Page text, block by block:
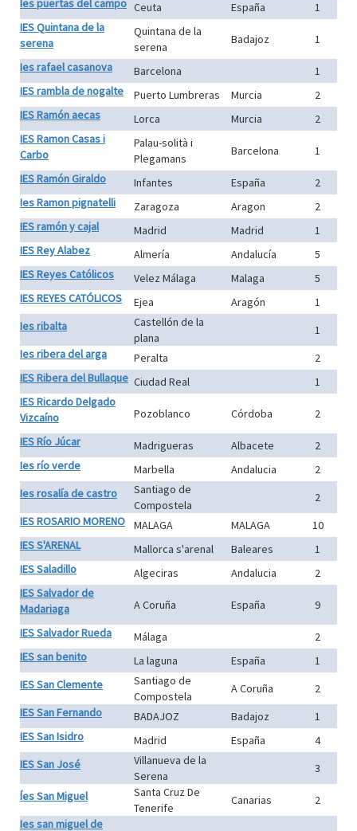
Ies puertas del campo Ceuta España
1
IES Quintana de la
serena
Quintana de la
serena
Badajoz
1
Ies rafael casanova
Barcelona
1
IES rambla de nogalte
Puerto Lumbreras Murcia
2
IES Ramón aecas
Lorca Murcia
2
IES Ramon Casas i
Carbo
Palau-solità i
Plegamans
Barcelona
1
IES Ramón Giraldo
Infantes España
2
Ies Ramon pignatelli
Zaragoza Aragon
2
IES ramón y cajal
Madrid Madrid
1
IES Rey Alabez
Almería Andalucía
5
IES Reyes Católicos
Velez Málaga Malaga
5
IES REYES CATÓLICOS
Ejea Aragón
1
Ies ribalta
Castellón de la
plana
1
Ies ribera del arga
Peralta
2
IES Ribera del Bullaque Ciudad Real
1
IES Ricardo Delgado
Vizcaíno
Pozoblanco Córdoba
2
IES Río Júcar
Madrigueras Albacete
2
Ies río verde
Marbella Andalucia
2
Ies rosalía de castro
Santiago de
Compostela
2
IES ROSARIO MORENO
MALAGA MALAGA
10
IES S'ARENAL
Mallorca s'arenal Baleares
1
IES Saladillo
Algeciras Andalucia
2
IES Salvador de
Madariaga
A Coruña España
9
IES Salvador Rueda
Málaga
2
IES san benito
La laguna España
1
IES San Clemente
Santiago de
Compostela
A Coruña
2
IES San Fernando
BADAJOZ Badajoz
1
IES San Isidro
Madrid España
4
IES San José
Villanueva de la
Serena
3
Íes San Miguel
Santa Cruz De
Tenerife
Canarias
2
Ies san miguel de